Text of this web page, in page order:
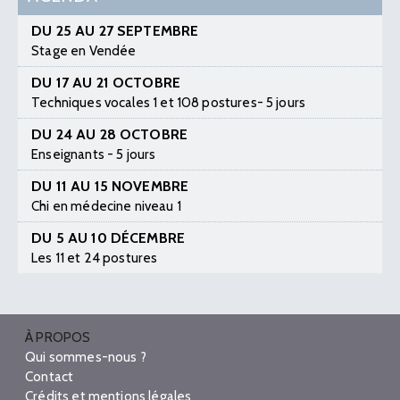
DU 25 AU 27 SEPTEMBRE
Stage en Vendée
DU 17 AU 21 OCTOBRE
Techniques vocales 1 et 108 postures- 5 jours
DU 24 AU 28 OCTOBRE
Enseignants - 5 jours
DU 11 AU 15 NOVEMBRE
Chi en médecine niveau 1
DU 5 AU 10 DÉCEMBRE
Les 11 et 24 postures
À PROPOS
Qui sommes-nous ?
Contact
Crédits et mentions légales